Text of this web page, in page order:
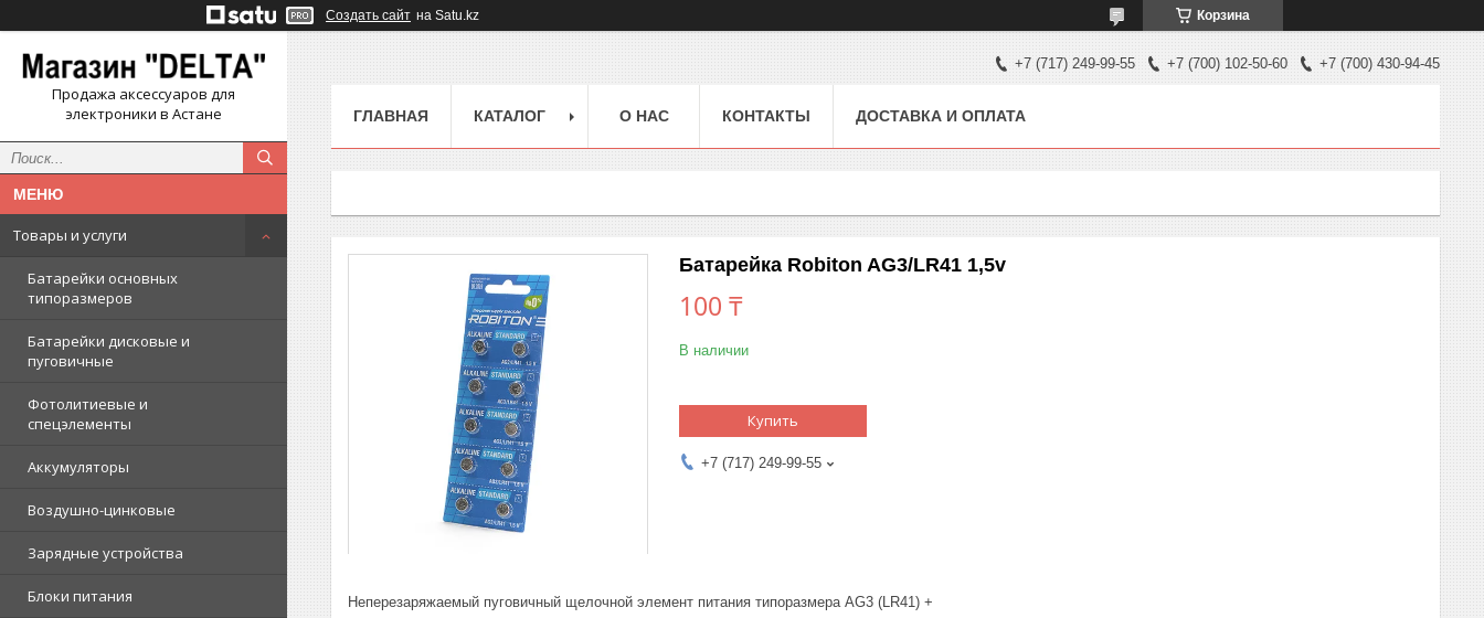
Создать сайт на Satu.kz Корзина
Продажа аксессуаров для
электроники в Астане
Товары и услуги
Батарейки основных
типоразмеров
Батарейки дисковые и
пуговичные
Фотолитиевые и
спецэлементы
Аккумуляторы
Воздушно-цинковые
Зарядные устройства
Блоки питания
+7 (717) 249-99-55 +7 (700) 102-50-60 +7 (700) 430-94-45
ГЛАВНАЯ КАТАЛОГ О НАС КОНТАКТЫ ДОСТАВКА И ОПЛАТА
Батарейка Robiton AG3/LR41 1,5v
100 ₸
В наличии
Купить
+7 (717) 249-99-55
Неперезаряжаемый пуговичный щелочной элемент питания типоразмера AG3 (LR41) +